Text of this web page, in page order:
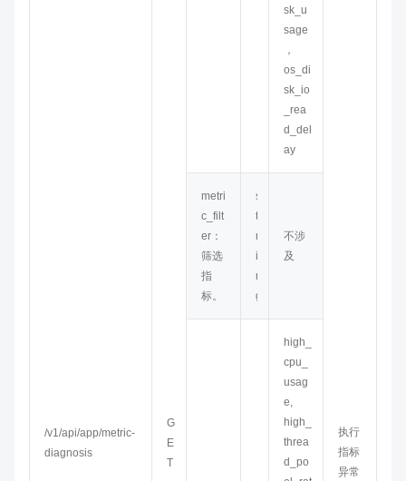
/v1/api/app/metric-
diagnosis
G
E
T
sk_u
sage
，
os_di
sk_io
_rea
d_del
ay
执行
指标
异常
metri
c_filt
er：
筛选
指
标。
s
t
r
i
n
g
不涉
及
high_
cpu_
usag
e,
high_
threa
d_po